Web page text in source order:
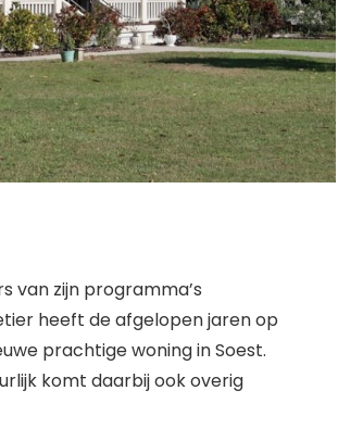
van zijn programma’s
heeft de afgelopen jaren op
prachtige woning in Soest.
komt daarbij ook overig